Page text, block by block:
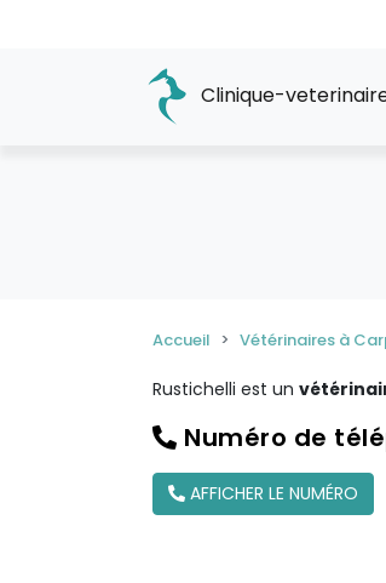
Clinique-
Accueil Vétérinaires à
Rustichelli est un
Numéro de
AFFICHER LE NUMÉRO